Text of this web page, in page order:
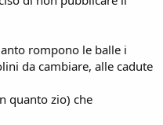
rompono le balle i
da cambiare, alle cadute
quanto zio) che